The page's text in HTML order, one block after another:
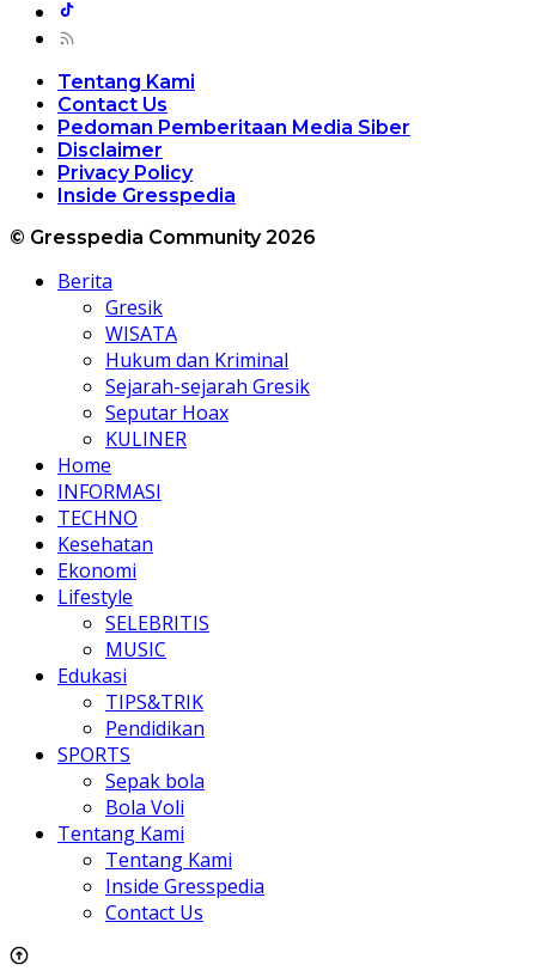
Tentang Kami
Contact Us
Pedoman Pemberitaan Media Siber
Disclaimer
Privacy Policy
Inside Gresspedia
© Gresspedia Community 2026
Berita
Gresik
WISATA
Hukum dan Kriminal
Sejarah-sejarah Gresik
Seputar Hoax
KULINER
Home
INFORMASI
TECHNO
Kesehatan
Ekonomi
Lifestyle
SELEBRITIS
MUSIC
Edukasi
TIPS&TRIK
Pendidikan
SPORTS
Sepak bola
Bola Voli
Tentang Kami
Tentang Kami
Inside Gresspedia
Contact Us